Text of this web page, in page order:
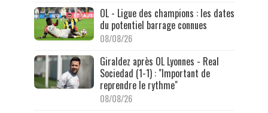
OL - Ligue des champions : les dates
du potentiel barrage connues
08/08/26
Giraldez après OL Lyonnes - Real
Sociedad (1-1) : "Important de
reprendre le rythme"
08/08/26